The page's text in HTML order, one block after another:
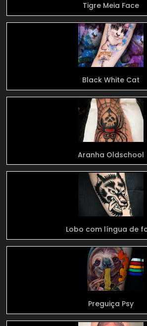
Tigre Meia Face
Black White Cat
Aranha Oldschool
Lobo com língua de
Preguiça Psy